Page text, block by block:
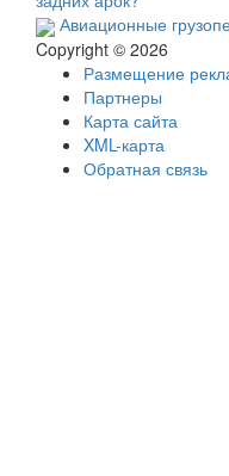
Авиационные
Copyright © 2026
Размещение
Партнеры
Карта сайта
XML-карта
Обратная связь